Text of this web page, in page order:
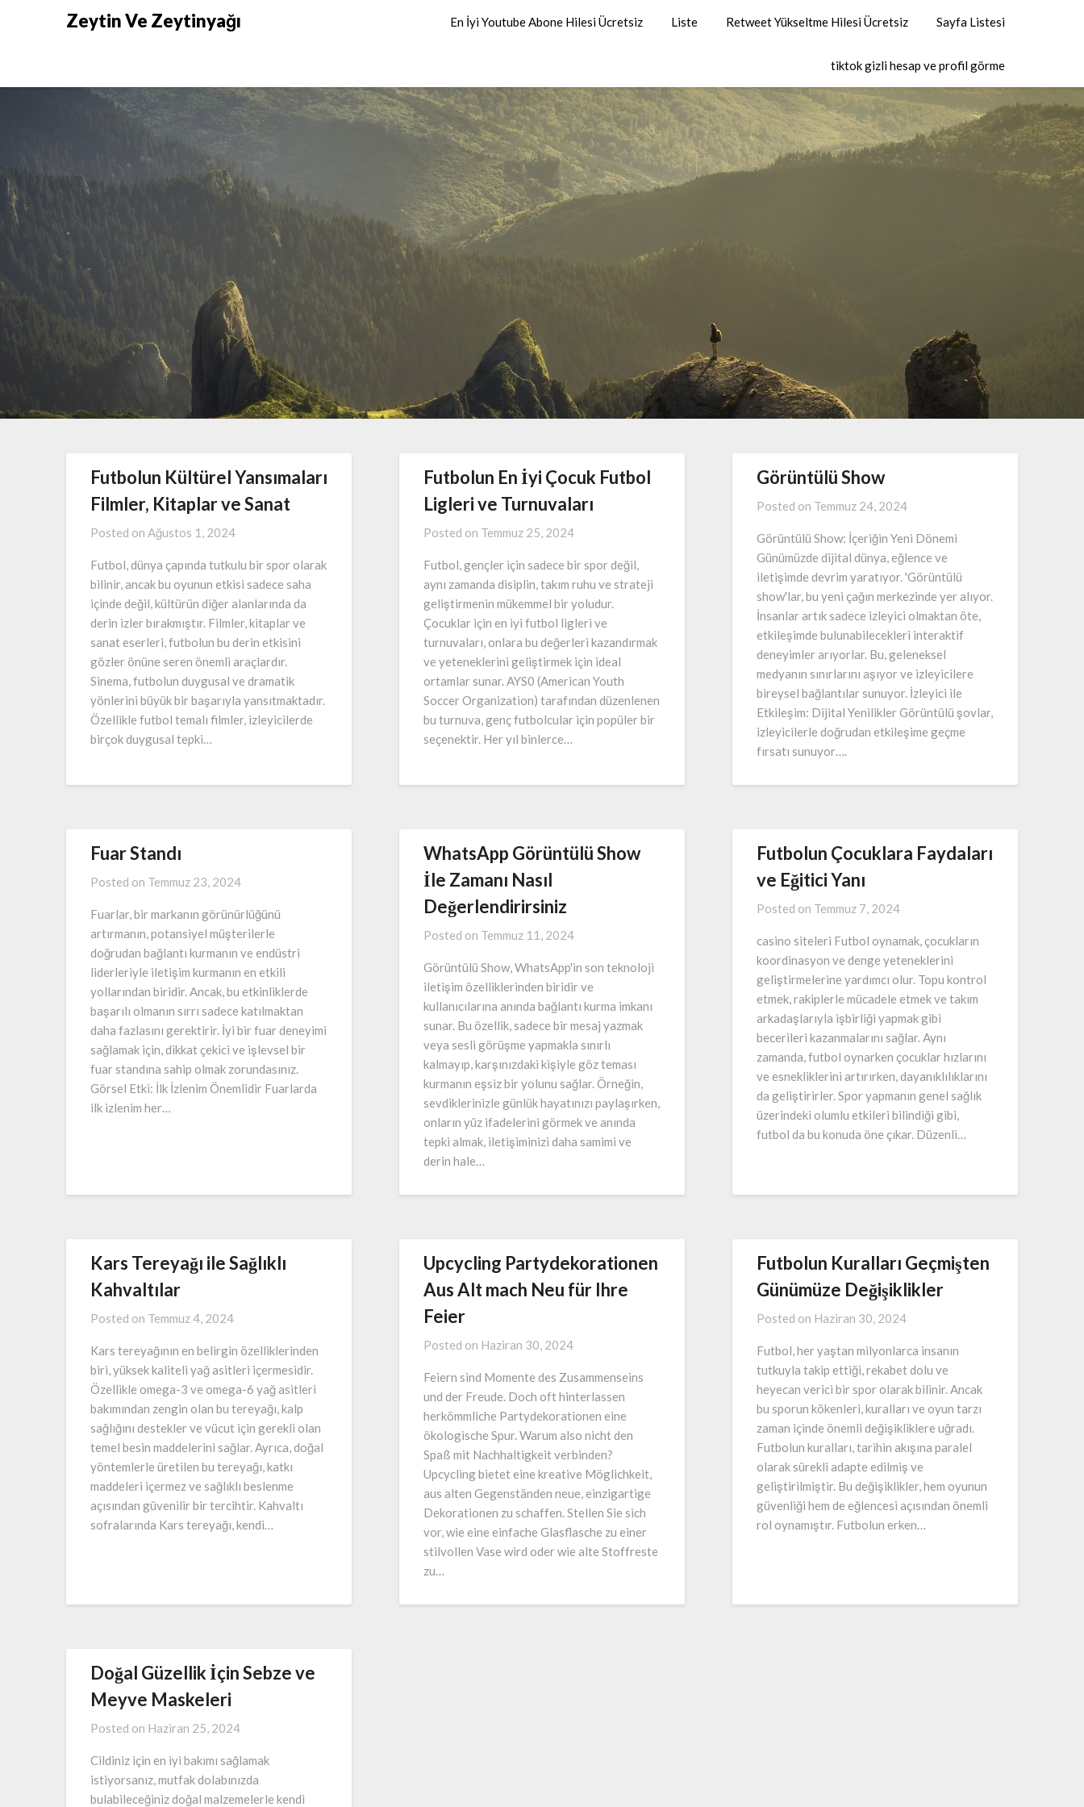
Zeytin Ve Zeytinyağı En İyi Youtube Abone Hilesi Ücretsiz Liste Retweet Yükseltme Hilesi Ücretsiz Sayfa Listesi
tiktok gizli hesap ve profil görme
Futbolun Kültürel Yansımaları
Filmler, Kitaplar ve Sanat
Posted on Ağustos 1, 2024
Futbol, dünya çapında tutkulu bir spor olarak
bilinir, ancak bu oyunun etkisi sadece saha
içinde değil, kültürün diğer alanlarında da
derin izler bırakmıştır. Filmler, kitaplar ve
sanat eserleri, futbolun bu derin etkisini
gözler önüne seren önemli araçlardır.
Sinema, futbolun duygusal ve dramatik
yönlerini büyük bir başarıyla yansıtmaktadır.
Özellikle futbol temalı filmler, izleyicilerde
birçok duygusal tepki…
Futbolun En İyi Çocuk Futbol
Ligleri ve Turnuvaları
Posted on Temmuz 25, 2024
Futbol, gençler için sadece bir spor değil,
aynı zamanda disiplin, takım ruhu ve strateji
geliştirmenin mükemmel bir yoludur.
Çocuklar için en iyi futbol ligleri ve
turnuvaları, onlara bu değerleri kazandırmak
ve yeteneklerini geliştirmek için ideal
ortamlar sunar. AYS0 (American Youth
Soccer Organization) tarafından düzenlenen
bu turnuva, genç futbolcular için popüler bir
seçenektir. Her yıl binlerce…
Görüntülü Show
Posted on Temmuz 24, 2024
Görüntülü Show: İçeriğin Yeni Dönemi
Günümüzde dijital dünya, eğlence ve
iletişimde devrim yaratıyor. 'Görüntülü
show'lar, bu yeni çağın merkezinde yer alıyor.
İnsanlar artık sadece izleyici olmaktan öte,
etkileşimde bulunabilecekleri interaktif
deneyimler arıyorlar. Bu, geleneksel
medyanın sınırlarını aşıyor ve izleyicilere
bireysel bağlantılar sunuyor. İzleyici ile
Etkileşim: Dijital Yenilikler Görüntülü şovlar,
izleyicilerle doğrudan etkileşime geçme
fırsatı sunuyor….
Fuar Standı
Posted on Temmuz 23, 2024
Fuarlar, bir markanın görünürlüğünü
artırmanın, potansiyel müşterilerle
doğrudan bağlantı kurmanın ve endüstri
liderleriyle iletişim kurmanın en etkili
yollarından biridir. Ancak, bu etkinliklerde
başarılı olmanın sırrı sadece katılmaktan
daha fazlasını gerektirir. İyi bir fuar deneyimi
sağlamak için, dikkat çekici ve işlevsel bir
fuar standına sahip olmak zorundasınız.
Görsel Etki: İlk İzlenim Önemlidir Fuarlarda
ilk izlenim her…
WhatsApp Görüntülü Show
İle Zamanı Nasıl
Değerlendirirsiniz
Posted on Temmuz 11, 2024
Görüntülü Show, WhatsApp'in son teknoloji
iletişim özelliklerinden biridir ve
kullanıcılarına anında bağlantı kurma imkanı
sunar. Bu özellik, sadece bir mesaj yazmak
veya sesli görüşme yapmakla sınırlı
kalmayıp, karşınızdaki kişiyle göz teması
kurmanın eşsiz bir yolunu sağlar. Örneğin,
sevdiklerinizle günlük hayatınızı paylaşırken,
onların yüz ifadelerini görmek ve anında
tepki almak, iletişiminizi daha samimi ve
derin hale…
Futbolun Çocuklara Faydaları
ve Eğitici Yanı
Posted on Temmuz 7, 2024
casino siteleri Futbol oynamak, çocukların
koordinasyon ve denge yeteneklerini
geliştirmelerine yardımcı olur. Topu kontrol
etmek, rakiplerle mücadele etmek ve takım
arkadaşlarıyla işbirliği yapmak gibi
becerileri kazanmalarını sağlar. Aynı
zamanda, futbol oynarken çocuklar hızlarını
ve esnekliklerini artırırken, dayanıklılıklarını
da geliştirirler. Spor yapmanın genel sağlık
üzerindeki olumlu etkileri bilindiği gibi,
futbol da bu konuda öne çıkar. Düzenli…
Kars Tereyağı ile Sağlıklı
Kahvaltılar
Posted on Temmuz 4, 2024
Kars tereyağının en belirgin özelliklerinden
biri, yüksek kaliteli yağ asitleri içermesidir.
Özellikle omega-3 ve omega-6 yağ asitleri
bakımından zengin olan bu tereyağı, kalp
sağlığını destekler ve vücut için gerekli olan
temel besin maddelerini sağlar. Ayrıca, doğal
yöntemlerle üretilen bu tereyağı, katkı
maddeleri içermez ve sağlıklı beslenme
açısından güvenilir bir tercihtir. Kahvaltı
sofralarında Kars tereyağı, kendi…
Upcycling Partydekorationen
Aus Alt mach Neu für Ihre
Feier
Posted on Haziran 30, 2024
Feiern sind Momente des Zusammenseins
und der Freude. Doch oft hinterlassen
herkömmliche Partydekorationen eine
ökologische Spur. Warum also nicht den
Spaß mit Nachhaltigkeit verbinden?
Upcycling bietet eine kreative Möglichkeit,
aus alten Gegenständen neue, einzigartige
Dekorationen zu schaffen. Stellen Sie sich
vor, wie eine einfache Glasflasche zu einer
stilvollen Vase wird oder wie alte Stoffreste
zu…
Futbolun Kuralları Geçmişten
Günümüze Değişiklikler
Posted on Haziran 30, 2024
Futbol, her yaştan milyonlarca insanın
tutkuyla takip ettiği, rekabet dolu ve
heyecan verici bir spor olarak bilinir. Ancak
bu sporun kökenleri, kuralları ve oyun tarzı
zaman içinde önemli değişikliklere uğradı.
Futbolun kuralları, tarihin akışına paralel
olarak sürekli adapte edilmiş ve
geliştirilmiştir. Bu değişiklikler, hem oyunun
güvenliği hem de eğlencesi açısından önemli
rol oynamıştır. Futbolun erken…
Doğal Güzellik İçin Sebze ve
Meyve Maskeleri
Posted on Haziran 25, 2024
Cildiniz için en iyi bakımı sağlamak
istiyorsanız, mutfak dolabınızda
bulabileceğiniz doğal malzemelerle kendi